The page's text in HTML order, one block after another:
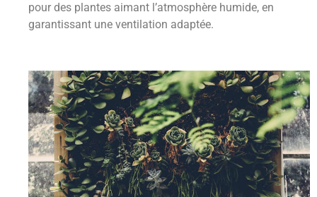
pour des plantes aimant l’atmosphère humide, en
garantissant une ventilation adaptée.